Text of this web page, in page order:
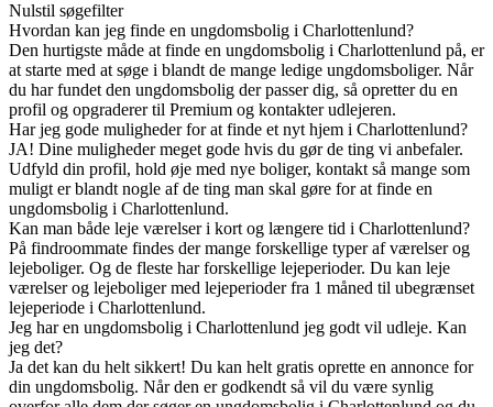
Nulstil søgefilter
Hvordan kan jeg finde en ungdomsbolig i Charlottenlund?
Den hurtigste måde at finde en ungdomsbolig i Charlottenlund på, er
at starte med at søge i blandt de mange ledige ungdomsboliger. Når
du har fundet den ungdomsbolig der passer dig, så opretter du en
profil og opgraderer til Premium og kontakter udlejeren.
Har jeg gode muligheder for at finde et nyt hjem i Charlottenlund?
JA! Dine muligheder meget gode hvis du gør de ting vi anbefaler.
Udfyld din profil, hold øje med nye boliger, kontakt så mange som
muligt er blandt nogle af de ting man skal gøre for at finde en
ungdomsbolig i Charlottenlund.
Kan man både leje værelser i kort og længere tid i Charlottenlund?
På findroommate findes der mange forskellige typer af værelser og
lejeboliger. Og de fleste har forskellige lejeperioder. Du kan leje
værelser og lejeboliger med lejeperioder fra 1 måned til ubegrænset
lejeperiode i Charlottenlund.
Jeg har en ungdomsbolig i Charlottenlund jeg godt vil udleje. Kan
jeg det?
Ja det kan du helt sikkert! Du kan helt gratis oprette en annonce for
din ungdomsbolig. Når den er godkendt så vil du være synlig